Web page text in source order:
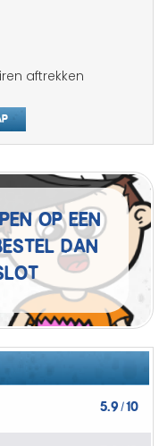
aftrekken
op een
dan
5.9 /10